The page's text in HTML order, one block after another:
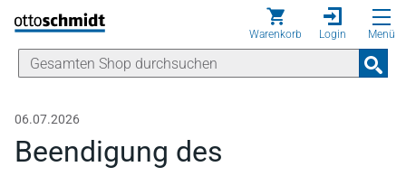
Direkt zum Inhalt
Warenkorb Login Menü
06.07.2026
Beendigung des